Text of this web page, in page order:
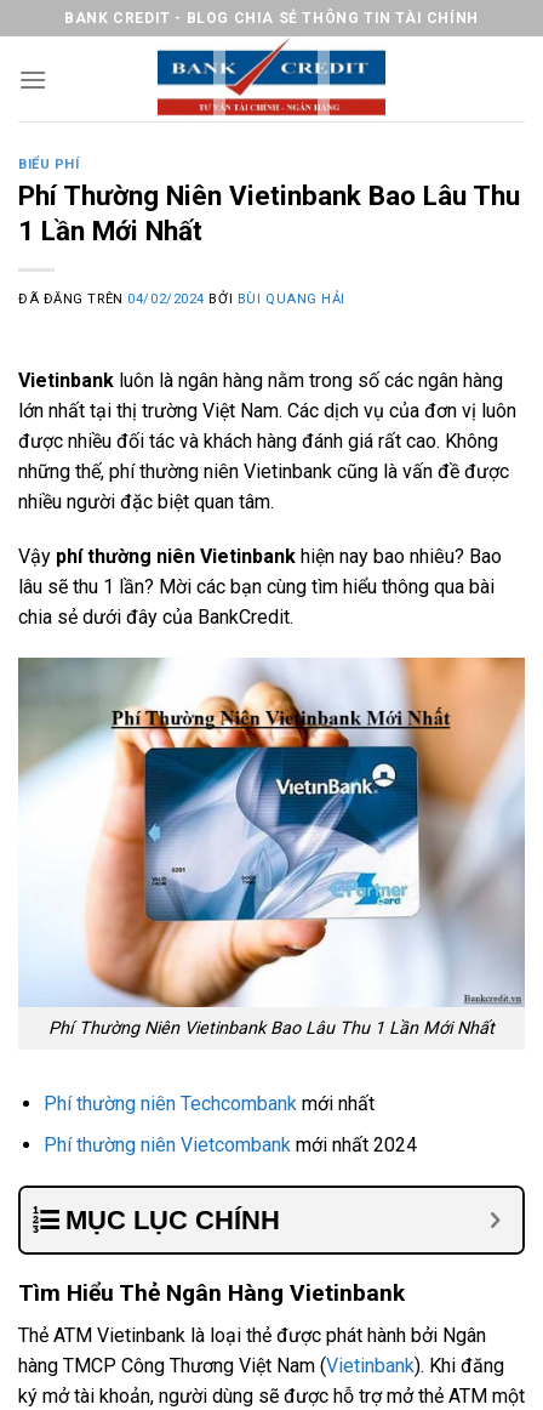
nội
BANK CREDIT - BLOG CHIA SẺ THÔNG TIN TÀI CHÍNH
BIỂU PHÍ
Phí Thường Niên Vietinbank Bao Lâu Thu
1 Lần Mới Nhất
ĐÃ ĐĂNG TRÊN 04/02/2024 BỞI BÙI QUANG HẢI
Vietinbank luôn là ngân hàng nằm trong số các ngân hàng
lớn nhất tại thị trường Việt Nam. Các dịch vụ của đơn vị luôn
được nhiều đối tác và khách hàng đánh giá rất cao. Không
những thế, phí thường niên Vietinbank cũng là vấn đề được
nhiều người đặc biệt quan tâm.
Vậy phí thường niên Vietinbank hiện nay bao nhiêu? Bao
lâu sẽ thu 1 lần? Mời các bạn cùng tìm hiểu thông qua bài
chia sẻ dưới đây của BankCredit.
Phí Thường Niên Vietinbank Bao Lâu Thu 1 Lần Mới Nhất
Phí thường niên Techcombankmới nhất
Phí thường niên Vietcombankmới nhất 2024
MỤC LỤC CHÍNH
Tìm Hiểu Thẻ Ngân Hàng Vietinbank
Thẻ ATM Vietinbank là loại thẻ được phát hành bởi Ngân
hàng TMCP Công Thương Việt Nam (Vietinbank). Khi đăng
ký mở tài khoản, người dùng sẽ được hỗ trợ mở thẻ ATM một